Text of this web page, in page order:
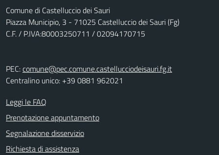
Comune di Castelluccio dei Sauri
Piazza Municipio, 3 - 71025 Castelluccio dei Sauri (Fg)
C.F. / P.IVA:80003250711 / 02094170715
PEC:comune@pec.comune.castellucciodeisauri.fg.it
Centralino unico: +39 0881 962021
Leggi le FAQ
Prenotazione appuntamento
Segnalazione disservizio
Richiesta di assistenza